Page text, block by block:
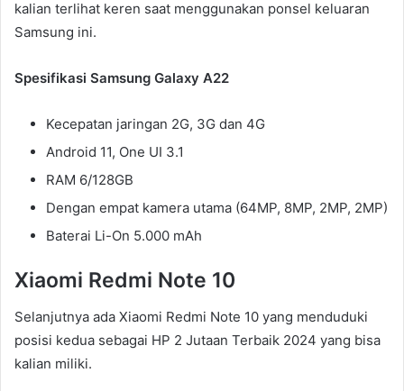
kalian terlihat keren saat menggunakan ponsel keluaran
Samsung ini.
Spesifikasi Samsung Galaxy A22
Kecepatan jaringan 2G, 3G dan 4G
Android 11, One UI 3.1
RAM 6/128GB
Dengan empat kamera utama (64MP, 8MP, 2MP, 2MP)
Baterai Li-On 5.000 mAh
Xiaomi Redmi Note 10
Selanjutnya ada Xiaomi Redmi Note 10 yang menduduki
posisi kedua sebagai HP 2 Jutaan Terbaik 2024 yang bisa
kalian miliki.